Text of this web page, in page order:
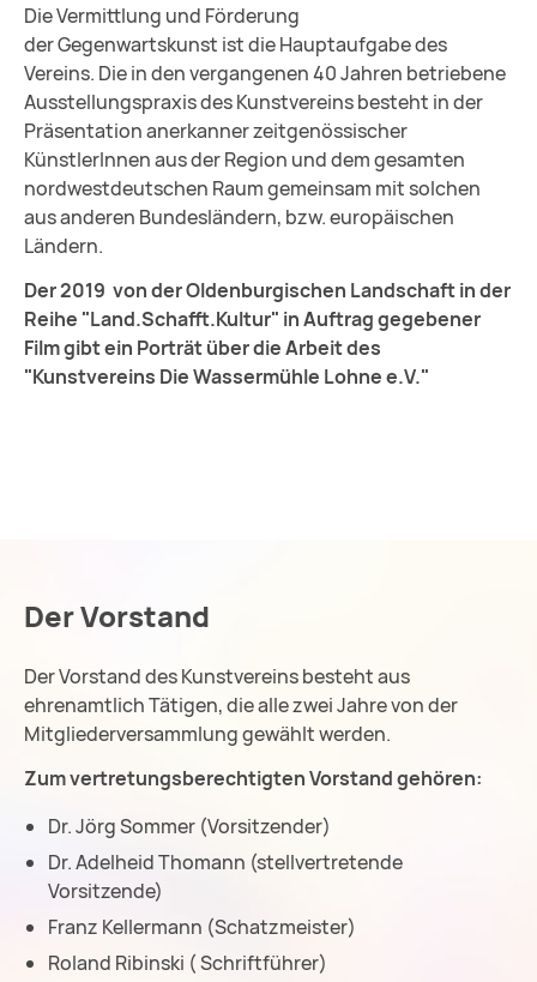
Die Vermittlung und Förderung
der Gegenwartskunst ist die Hauptaufgabe des
Vereins. Die in den vergangenen 40 Jahren betriebene
Ausstellungspraxis des Kunstvereins besteht in der
Präsentation anerkanner zeitgenössischer
KünstlerInnen aus der Region und dem gesamten
nordwestdeutschen Raum gemeinsam mit solchen
aus anderen Bundesländern, bzw. europäischen
Ländern.
Der 2019 von der Oldenburgischen Landschaft in der
Reihe "Land.Schafft.Kultur" in Auftrag gegebener
Film gibt ein Porträt über die Arbeit des
"Kunstvereins Die Wassermühle Lohne e.V."
Der Vorstand
Der Vorstand des Kunstvereins besteht aus
ehrenamtlich Tätigen, die alle zwei Jahre von der
Mitgliederversammlung gewählt werden.
Zum vertretungsberechtigten Vorstand gehören:
Dr. Jörg Sommer (Vorsitzender)
Dr. Adelheid Thomann (stellvertretende
Vorsitzende)
Franz Kellermann (Schatzmeister)
Roland Ribinski ( Schriftführer)